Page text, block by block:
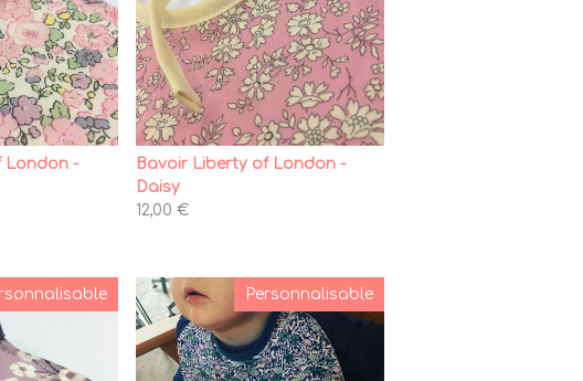
London -
Bavoir Liberty of London -
Daisy
12,00 €
Personnalisable